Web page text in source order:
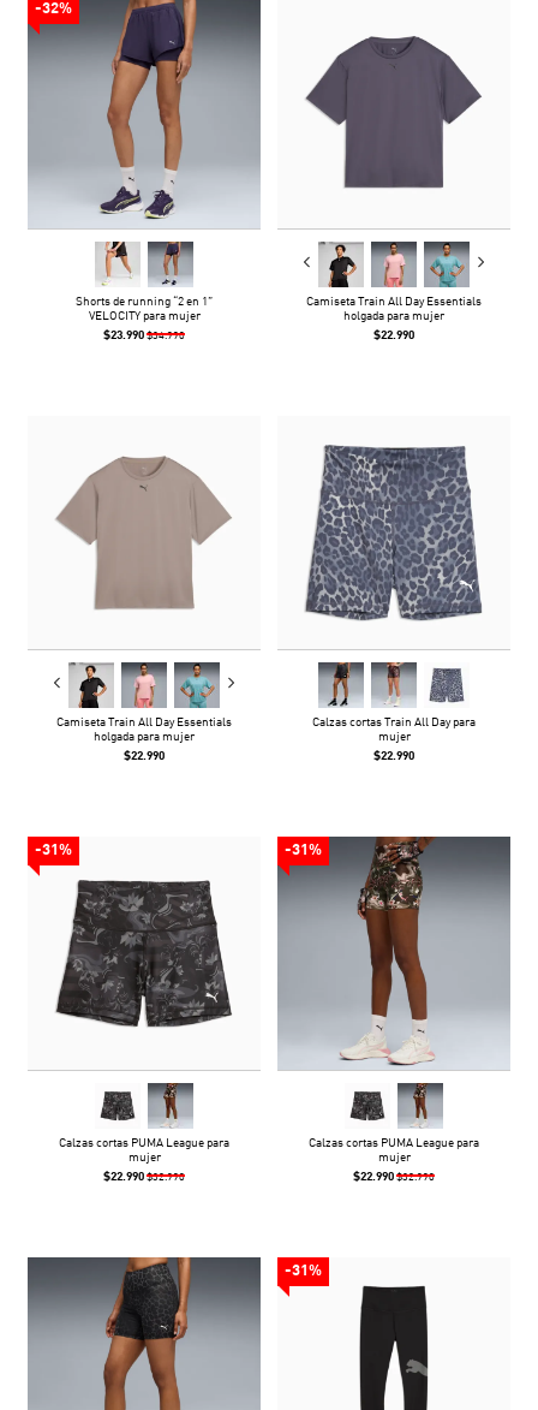
-32%
Shorts de running “2 en 1”
VELOCITY para mujer
$23.990 $34.990
Camiseta Train All Day Essentials
holgada para mujer
$22.990
Camiseta Train All Day Essentials
holgada para mujer
$22.990
Calzas cortas Train All Day para
mujer
$22.990
-31%
Calzas cortas PUMA League para
mujer
$22.990 $32.990
-31%
Calzas cortas PUMA League para
mujer
$22.990 $32.990
-31%